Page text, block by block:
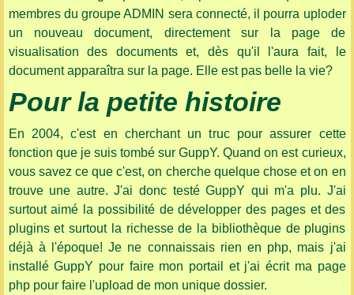
membres du groupe ADMIN sera connecté, il pourra uploder
un nouveau document, directement sur la page de
visualisation des documents et, dès qu'il l'aura fait, le
document apparaîtra sur la page. Elle est pas belle la vie?
Pour la petite histoire
En 2004, c'est en cherchant un truc pour assurer cette
fonction que je suis tombé sur GuppY. Quand on est curieux,
vous savez ce que c'est, on cherche quelque chose et on en
trouve une autre. J'ai donc testé GuppY qui m'a plu. J'ai
surtout aimé la possibilité de développer des pages et des
plugins et surtout la richesse de la bibliothèque de plugins
déjà à l'époque! Je ne connaissais rien en php, mais j'ai
installé GuppY pour faire mon portail et j'ai écrit ma page
php pour faire l'upload de mon unique dossier.